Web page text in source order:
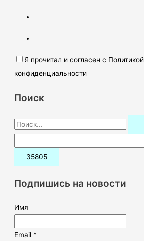
Я прочитал и согласен с Политикой
конфиденциальности
Поиск
П
о
и
:Подпишись на новости
Имя
Email *